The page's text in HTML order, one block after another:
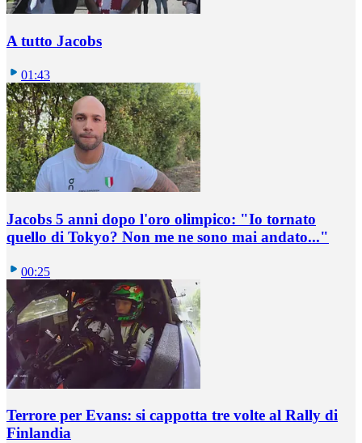
A tutto Jacobs
01:43
Jacobs 5 anni dopo l'oro olimpico: "Io tornato
quello di Tokyo? Non me ne sono mai andato..."
00:25
Terrore per Evans: si cappotta tre volte al Rally di
Finlandia